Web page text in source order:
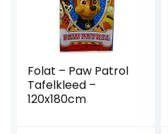
Folat – Paw Patrol
Tafelkleed –
120x180cm